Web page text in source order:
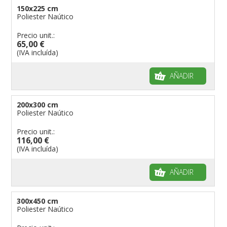
150x225 cm
Poliester Naútico
Precio unit.:
65,00 €
(IVA incluída)
AÑADIR
200x300 cm
Poliester Naútico
Precio unit.:
116,00 €
(IVA incluída)
AÑADIR
300x450 cm
Poliester Naútico